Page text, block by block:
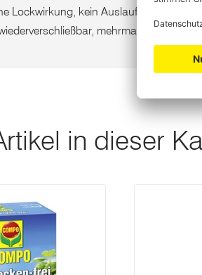
Lockwirkung, kein Auslaufen durch die
mehrmals
in dieser